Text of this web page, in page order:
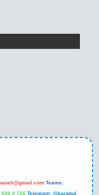
Teams:
606 0 726 Telegram: @karabul